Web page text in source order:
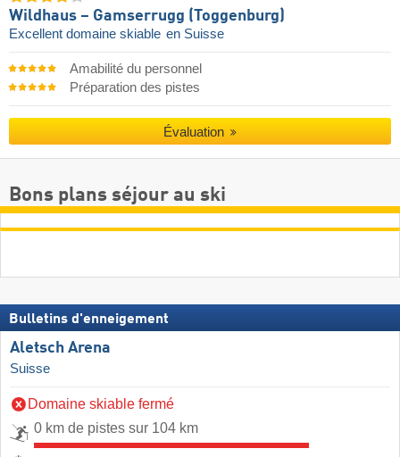
Wildhaus – Gamserrugg (Toggenburg)
Excellent domaine skiable en Suisse
Amabilité du personnel
Préparation des pistes
Évaluation
Bons plans séjour au ski
Bulletins d'enneigement
Aletsch Arena
Suisse
Domaine skiable fermé
0 km de pistes sur 104 km